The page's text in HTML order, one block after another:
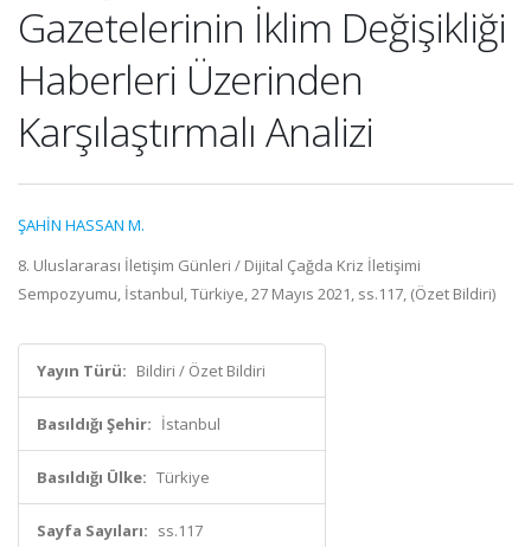
Gazetelerinin İklim Değişikliği
Haberleri Üzerinden
Karşılaştırmalı Analizi
ŞAHİN HASSAN M.
8. Uluslararası İletişim Günleri / Dijital Çağda Kriz İletişimi
Sempozyumu, İstanbul, Türkiye, 27 Mayıs 2021, ss.117, (Özet Bildiri)
Yayın Türü: Bildiri / Özet Bildiri
Basıldığı Şehir: İstanbul
Basıldığı Ülke: Türkiye
Sayfa Sayıları: ss.117